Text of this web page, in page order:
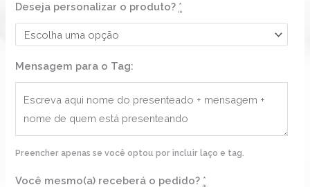
Deseja personalizar o produto? *
Mensagem para o Tag:
Preencher apenas se você optou por incluir laço e tag.
Você mesmo(a) receberá o pedido? *